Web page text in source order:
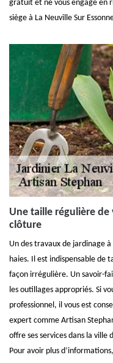
gratuit et ne vous engage en
siège à La Neuville Sur
Une taille régulière
clôture
Un des travaux de jardinage
haies. Il est indispensable de
façon irrégulière. Un savoir-
les outillages appropriés. Si
professionnel, il vous est
expert comme Artisan
offre ses services dans la ville
Pour avoir plus